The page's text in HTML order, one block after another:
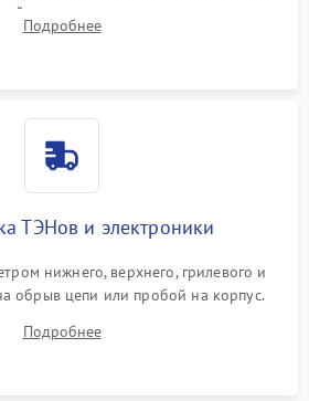
панели для прямого доступа к
плате и вентиляторам.
Подробнее
ТЭНов и электроники
нижнего, верхнего, грилевого и
обрыв цепи или пробой на корпус.
датчиков температуры,
режимов и мотора конвекции.
Подробнее